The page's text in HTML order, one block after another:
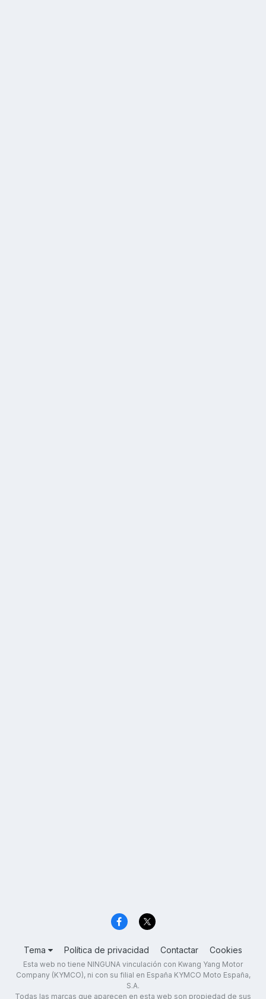
Tema Política de privacidad Contactar Cookies
Esta web no tiene NINGUNA vinculación con Kwang Yang Motor
Company (KYMCO), ni con su filial en España KYMCO Moto España,
S.A.
Todas las marcas que aparecen en esta web son propiedad de sus